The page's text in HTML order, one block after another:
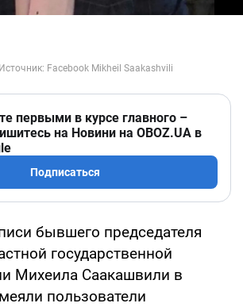
первыми в курсе главного –
на Новини на OBOZ.UA в
Подписаться
бывшего председателя
государственной
Михеила Саакашвили в
пользователи